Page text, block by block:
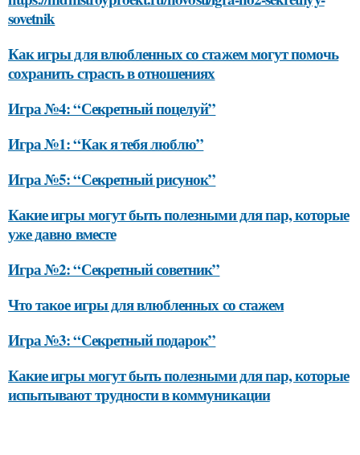
sovetnik
Как игры для влюбленных со стажем могут помочь
сохранить страсть в отношениях
Игра №4: “Секретный поцелуй”
Игра №1: “Как я тебя люблю”
Игра №5: “Секретный рисунок”
Какие игры могут быть полезными для пар, которые
уже давно вместе
Игра №2: “Секретный советник”
Что такое игры для влюбленных со стажем
Игра №3: “Секретный подарок”
Какие игры могут быть полезными для пар, которые
испытывают трудности в коммуникации